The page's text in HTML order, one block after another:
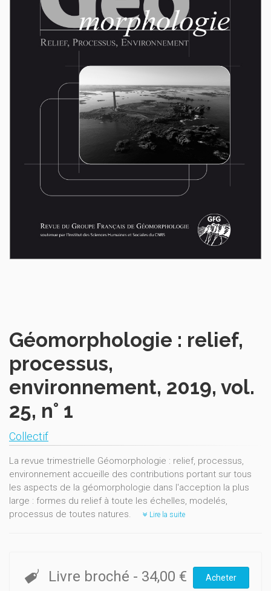
Géomorphologie : relief,
processus,
environnement, 2019, vol.
25, n° 1
Collectif
La revue trimestrielle Géomorphologie : relief, processus,
environnement accueille des contributions portant sur tous
les aspects de la géomorphologie dans l'acception la plus
large : formes du relief à toute les échelles, modelés,
processus de toutes natures.
Lire la suite
Livre broché - 34,00 € Acheter